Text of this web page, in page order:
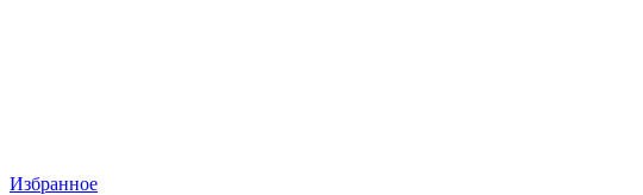
Избранное